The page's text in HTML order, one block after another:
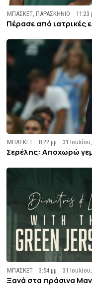
ΜΠΑΣΚΕΤ,ΠΑΡΑΣΚΗΝΙΟ 11:23
Πέρασε από ιατρικές
ΜΠΑΣΚΕΤ 8:22 μμ 31
Σερέλης: Αποχωρώ
ΜΠΑΣΚΕΤ 3:54 μμ 31
Ξανά στα πράσινα